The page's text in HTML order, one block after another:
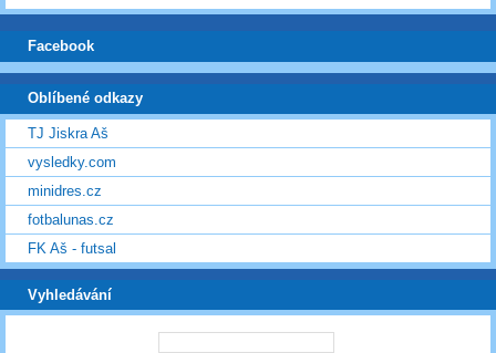
Facebook
Oblíbené odkazy
TJ Jiskra Aš
vysledky.com
minidres.cz
fotbalunas.cz
FK Aš - futsal
Vyhledávání